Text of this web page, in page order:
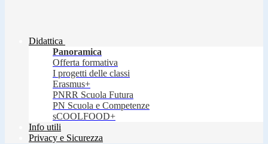
Didattica
Panoramica
Offerta formativa
I progetti delle classi
Erasmus+
PNRR Scuola Futura
PN Scuola e Competenze
sCOOLFOOD+
Info utili
Privacy e Sicurezza